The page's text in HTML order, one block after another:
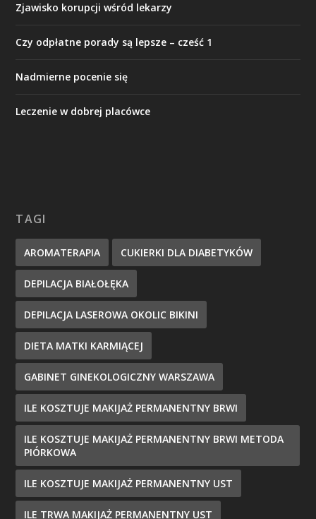
Zjawisko korupcji wśród lekarzy
Czy odpłatne porady są lepsze – cześć 1
Nadmierne pocenie się
Leczenie w dobrej placówce
TAGI
AROMATERAPIA CUKIERKI DLA DIABETYKÓW
DEPILACJA BIAŁOŁĘKA
DEPILACJA LASEROWA OKOLIC BIKINI
DIETA MATKI KARMIĄCEJ
GABINET GINEKOLOGICZNY WARSZAWA
ILE KOSZTUJE MAKIJAŻ PERMANENTNY BRWI
ILE KOSZTUJE MAKIJAŻ PERMANENTNY BRWI METODA
PIÓRKOWA
ILE KOSZTUJE MAKIJAŻ PERMANENTNY UST
ILE TRWA MAKIJAŻ PERMANENTNY UST